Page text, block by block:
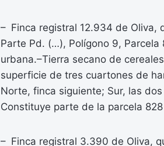
– Finca registral 12.934 de Oliva,
Parte Pd. (…), Polígono 9,
urbana.–Tierra secano de
superficie de tres cuartones de
Norte, finca siguiente; Sur, las
Constituye parte de la parcela
– Finca registral 3.390 de Oliva,